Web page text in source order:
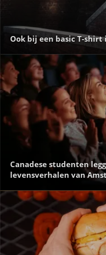
Ook bij een basic T-
Canadese studenten
levensverhalen van